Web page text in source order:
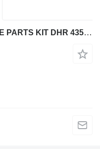
Kit de réparation Epiroc SPARE PARTS KIT DHR 4350 pour équipement minier